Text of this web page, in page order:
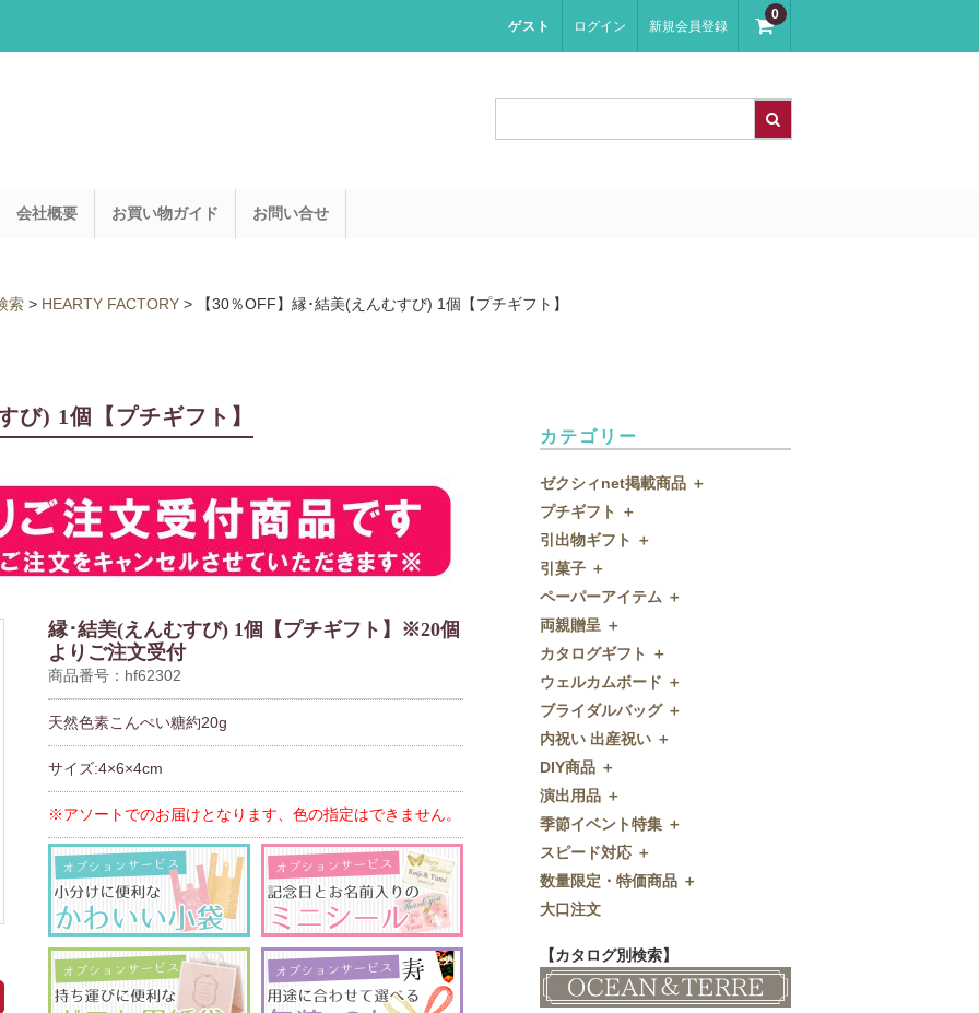
ゲスト ログイン 新規会員登録
0
会社概要 お買い物ガイド お問い合せ
索 > HEARTY FACTORY > 【30％OFF】縁･結美(えんむすび) 1個【プチギフト】
び) 1個【プチギフト】
縁･結美(えんむすび) 1個【プチギフト】※20個
よりご注文受付
商品番号：hf62302
天然色素こんぺい糖約20g
サイズ:4×6×4cm
※アソートでのお届けとなります、色の指定はできません。
カテゴリー
ゼクシィnet掲載商品 ＋
ゼクシィnet掲載商品
プチギフト ＋
プチギフト
ウェルカムプチギフト
アメニティ
キャンディー・金平糖
クッキー
スプーン
チョコレート
ディズニー
ドラジェ
プチタオル
席札立て
耳かき＆ぺん
紅茶＆コーヒー
和風プチギフト
その他
引出物ギフト ＋
引出物ギフト
グラス
タオル・石鹸・名披露目
ディズニーギフト
今治タオル
引出物セット
和食器
名入れ贈呈品
特選ギフト
珈琲・紅茶
鰹節・フード
引菓子 ＋
引菓子
バウムクーヘン
洋菓子
和菓子
FLAVOR
ペーパーアイテム ＋
ペーパーアイテム
招待状
席次表
席札
付箋・メッセージカード
印刷代行
ディズニーシリーズ
両親贈呈 ＋
両親贈呈
ディズニーウェイトドール
ウェイトベア
子育て卒業証書
クロックギフト
カタログギフト ＋
カタログギフト
OCEAN&TERRE GOURMET
SHIKISAI ONE
Grace
ウェルカムボード ＋
ウェルカムボード
カラーステンドグラス調
ガラス
フラワータイプ
ペンダントクロック
ミラー
メッセージパズル
似顔絵
和風ボード
ブライダルバッグ ＋
ブライダルバッグ
内祝い 出産祝い ＋
内祝い 出産祝い
DIY商品 ＋
DIY商品
演出用品 ＋
演出用品
リングピロー
ブーケプルズ
結婚証明書
その他
季節イベント特集 ＋
季節イベント特集
サクラ
クローバー
クリスマス
バレンタイン
スピード対応 ＋
スピード対応
即日お急ぎ発送
数量限定・特価商品 ＋
数量限定・特価商品
大口注文
【カタログ別検索】